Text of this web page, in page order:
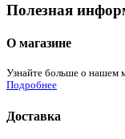
Полезная
О магазине
Узнайте больше о нашем
Подробнее
Доставка